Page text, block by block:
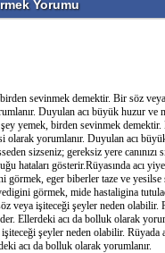
Yorumu
sevinmek demektir. Bir söz
Duyulan acı büyük huzur
yemek, birden sevinmek
olarak yorumlanır. Duyulan acı
sizseniz; gereksiz yere canınızı
hataları gösterir.Rüyasında
görmek, eger biberler taze ve
görmek, mide hastaligina
veya işiteceği şeyler neden
Ellerdeki acı da bolluk olarak
şeyler neden olabilir.
acı da bolluk olarak yorumlanır.